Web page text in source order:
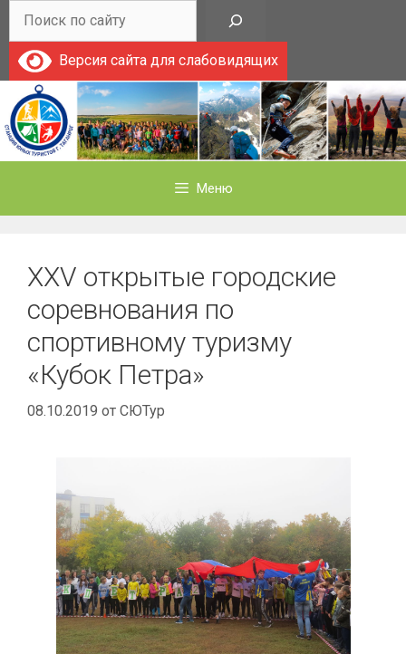
содержимомуВерсия сайта для слабовидящих
Меню
XXV открытые городские
соревнования по
спортивному туризму
«Кубок Петра»
08.10.2019 от СЮТур